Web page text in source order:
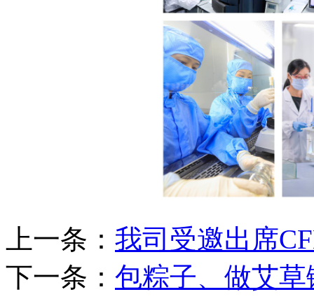
上一条： 我司受邀出席
下一条： 包粽子、做艾